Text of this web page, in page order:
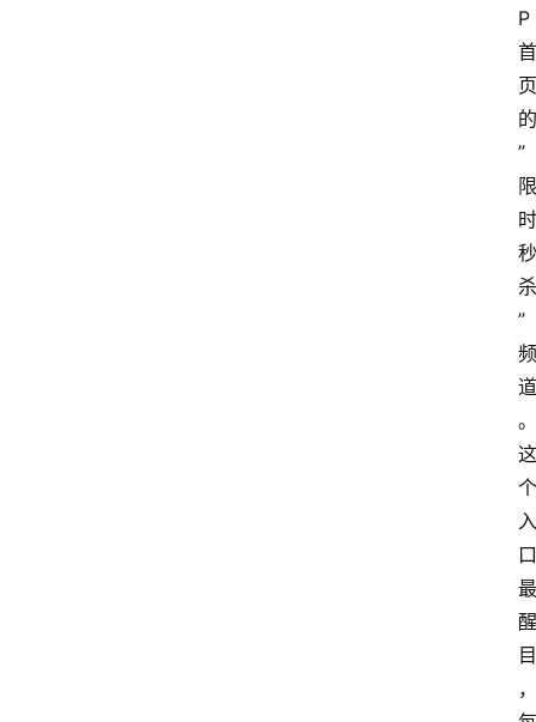
P
首
页
的
”
限
时
秒
杀
”
频
道
。
这
个
入
口
最
醒
目
，